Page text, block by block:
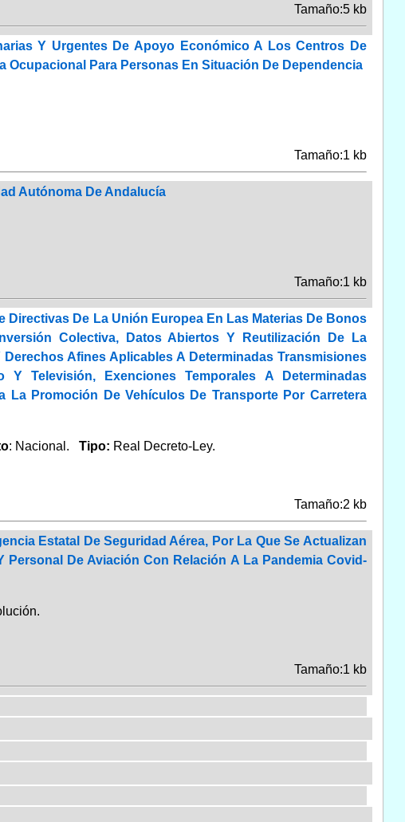
Tamaño:5 kb
Y Urgentes De Apoyo Económico A Los Centros De
Ocupacional Para Personas En Situación De Dependencia
Tamaño:1 kb
Autónoma De Andalucía
Tamaño:1 kb
Directivas De La Unión Europea En Las Materias De Bonos
Colectiva, Datos Abiertos Y Reutilización De La
Afines Aplicables A Determinadas Transmisiones
Televisión, Exenciones Temporales A Determinadas
La Promoción De Vehículos De Transporte Por Carretera
: Nacional. Tipo: Real Decreto-Ley.
Tamaño:2 kb
Estatal De Seguridad Aérea, Por La Que Se Actualizan
De Aviación Con Relación A La Pandemia Covid-
Tamaño:1 kb